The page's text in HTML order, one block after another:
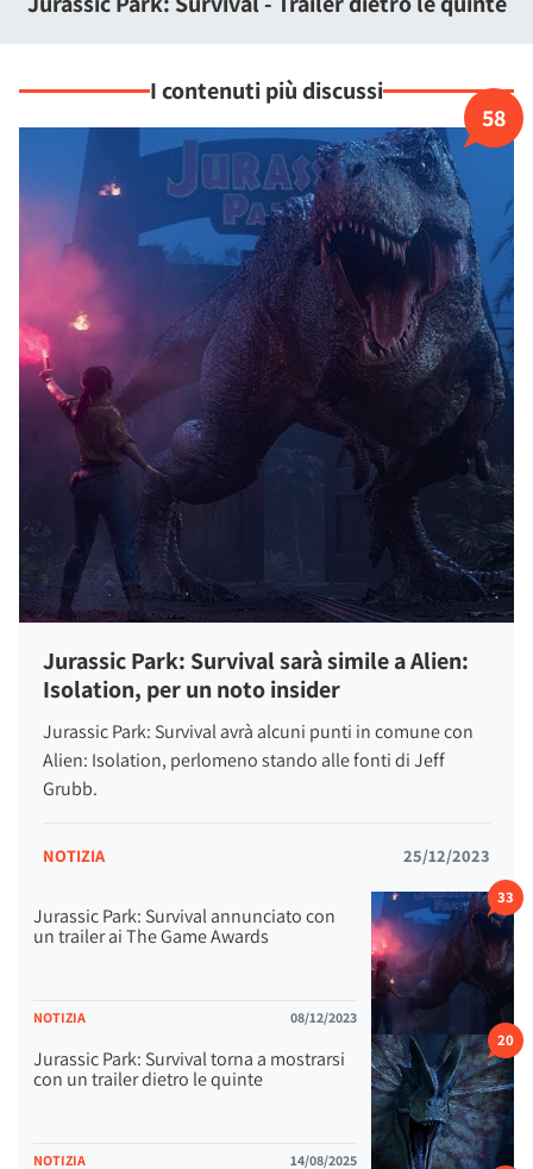
I contenuti più discussi
Jurassic Park: Survival sarà simile a Alien:
Isolation, per un noto insider
Jurassic Park: Survival avrà alcuni punti in comune con
Alien: Isolation, perlomeno stando alle fonti di Jeff
Grubb.
NOTIZIA 25/12/2023
58
Jurassic Park: Survival annunciato con
un trailer ai The Game Awards
NOTIZIA 08/12/2023
33
Jurassic Park: Survival torna a mostrarsi
con un trailer dietro le quinte
NOTIZIA 14/08/2025
20